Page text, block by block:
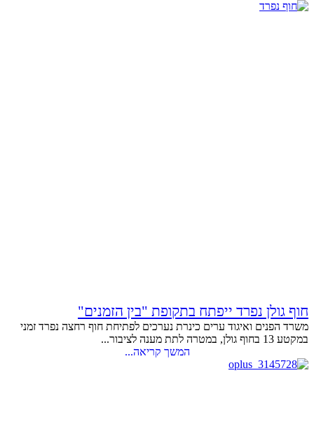
חוף גולן נפרד ייפתח בתקופת "בין הזמנים"
משרד הפנים ואיגוד ערים כינרת נערכים לפתיחת חוף רחצה נפרד זמני
במקטע 13 בחוף גולן, במטרה לתת מענה לציבור...
המשך קריאה...